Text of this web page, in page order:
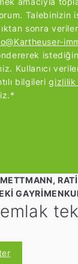
Talebinizin
sonra
Kullanıcı
bilgilerigizlilik